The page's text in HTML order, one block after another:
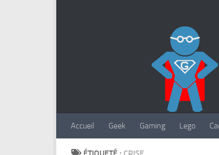
Accueil Geek Gaming Lego